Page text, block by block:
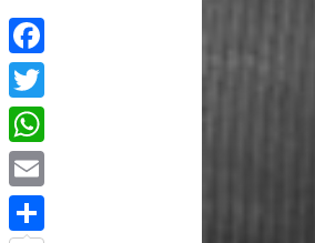
Facebook
Twitter
WhatsApp
Email